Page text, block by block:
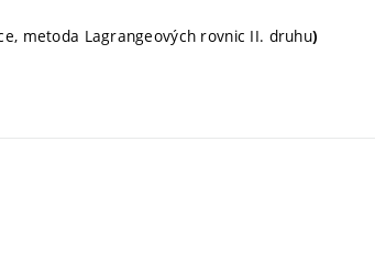
metoda Lagrangeových rovnic II. druhu)